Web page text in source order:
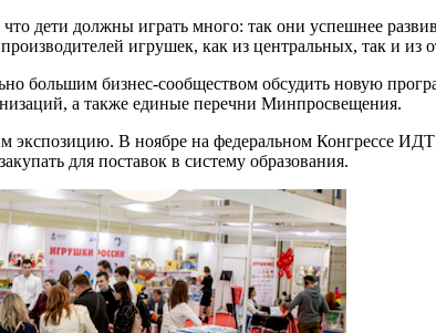
дети должны играть много: так они успешнее
игрушек, как из центральных, так и из
большим бизнес-сообществом обсудить новую
а также единые перечни Минпросвещения.
В ноябре на федеральном Конгрессе
для поставок в систему образования.